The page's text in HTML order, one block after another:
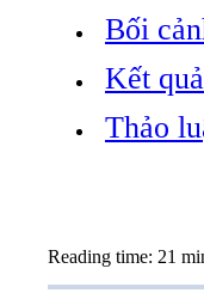
Bối
Kết
Thảo
Reading time: 21